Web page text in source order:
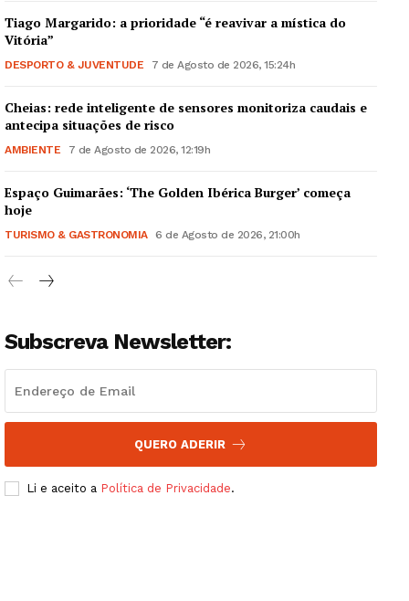
Tiago Margarido: a prioridade “é reavivar a mística do
Vitória”
DESPORTO & JUVENTUDE 7 de Agosto de 2026, 15:24h
Cheias: rede inteligente de sensores monitoriza caudais e
antecipa situações de risco
AMBIENTE 7 de Agosto de 2026, 12:19h
Espaço Guimarães: ‘The Golden Ibérica Burger’ começa
hoje
TURISMO & GASTRONOMIA 6 de Agosto de 2026, 21:00h
Subscreva Newsletter:
QUERO ADERIR
Li e aceito a Política de Privacidade.